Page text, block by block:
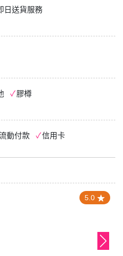
日送貨服務
膠樽
動付款 信用卡
5.0